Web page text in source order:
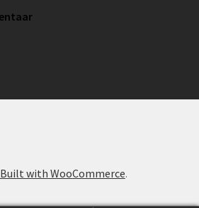
Built with WooCommerce.